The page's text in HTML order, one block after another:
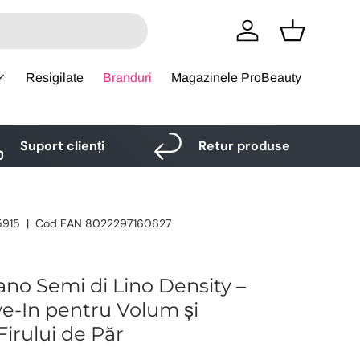
Logare Cos
Resigilate Branduri Magazinele ProBeauty
Suport clienți Retur produse
| Cod EAN 8022297160627
Semi di Lino Density –
In pentru Volum și
de Păr